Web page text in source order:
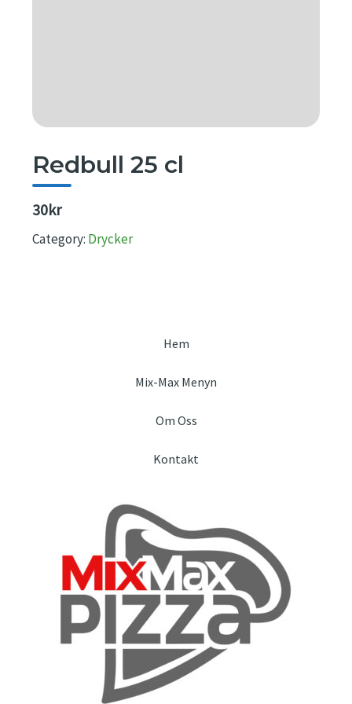
Redbull 25 cl
30kr
Category: Drycker
Hem
Mix-Max Menyn
Om Oss
Kontakt